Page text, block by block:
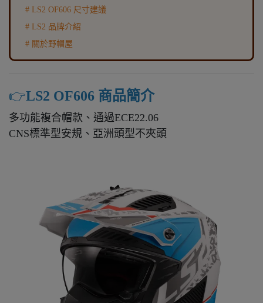
# LS2 OF606 尺寸建議
# LS2 品牌介紹
# 關於野帽屋
👉️LS2 OF606 商品簡介
多功能複合帽款、通過ECE22.06
CNS標準型安規、亞洲頭型不夾頭